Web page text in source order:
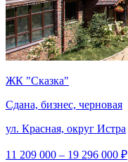
ЖК "Сказка"
Сдана, бизнес, черновая
ул. Красная, округ Истра
11 209 000 – 19 296 000 ₽